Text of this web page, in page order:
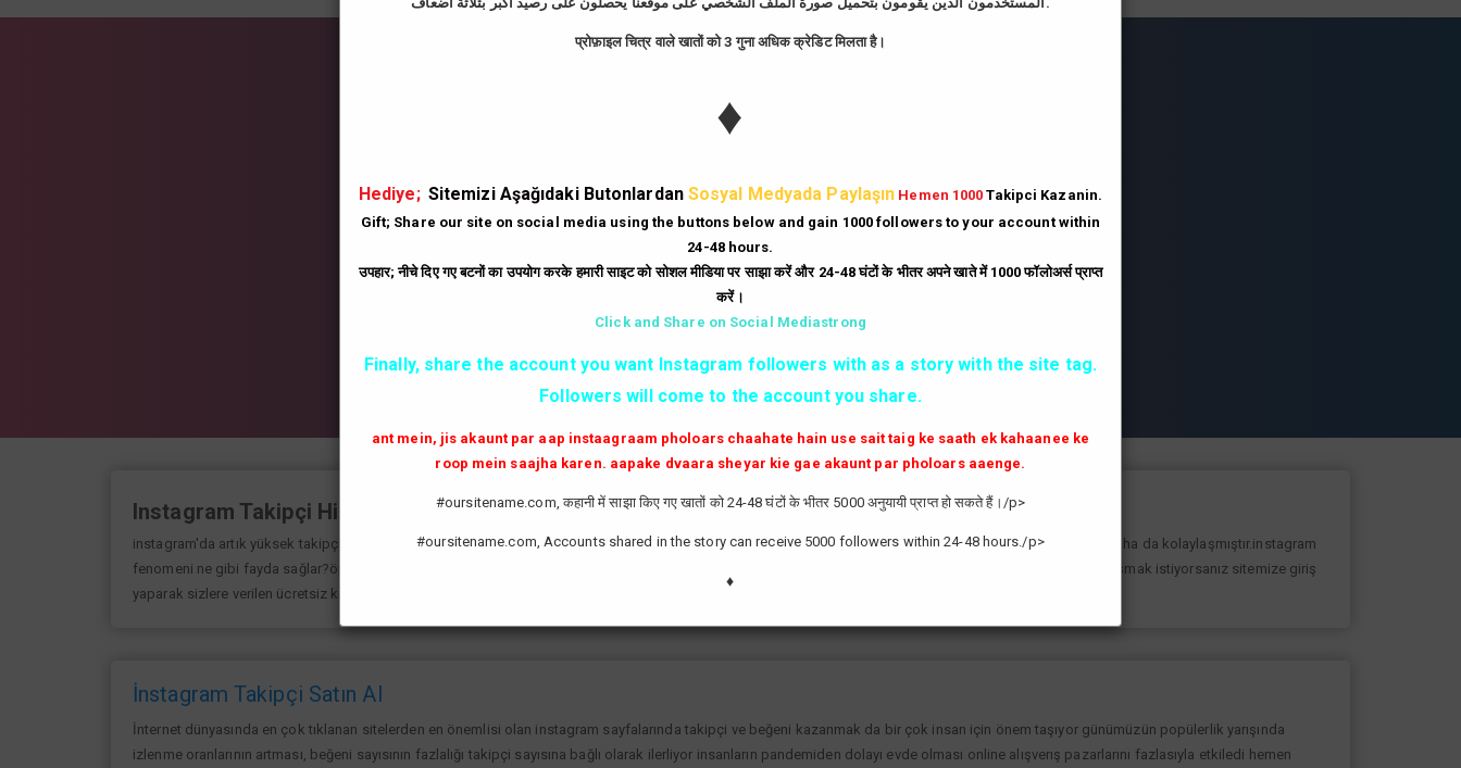
İnstagram Takipçi Hilesi
bedava
|Gün10Dakika'daBedava 250beğeni
hilesi
|Her Dakikaücretsiz6yorumhilesi.
|Milyonlarcainstagram unfollow hilesi.
GİRİŞ YAP
✔✔✔ AKTİF TAKİPCİ SATIN AL ✔✔✔
Instagram Takipçi Hilesi
instagram'da artık yüksek takipçi kasmak eskisi kadar zor değil günümüzde bir çok kullanıcının yüksek takipçiye ulaşması ve fenomen yolunda ilerlemesi daha da kolaylaşmıştır.instagram
fenomeni ne gibi fayda sağlar?öncelikle bir çok kişi meslek olarak görmektedir ve geçimlerini bu yoldan sağlamaktadır.Sizlerde yüksek sayıda takipçiye ulaşmak istiyorsanız sitemize giriş
yaparak sizlere verilen ücretsiz kredilerden her gün yararlanıp sayfanızı yüksek seviyelere ulaştırabilirsiniz.
İnstagram Takipçi Satın Al
İnternet dünyasında en çok tıklanan sitelerden en önemlisi olan instagram sayfalarında takipçi ve beğeni kazanmak da bir çok insan için önem taşıyor günümüzün popülerlik yarışında
izlenme oranlarının artması, beğeni sayısının fazlalığı takipçi sayısına bağlı olarak ilerliyor insanların pandemiden dolayı evde olması online alışverış pazarlarını fazlasıyla etkiledi hemen
प्रोफ़ाइल चित्र वाले खातों को 3 गुना अधिक क्रेडिट मिलता है।
♦
Hediye; Sitemizi Aşağıdaki Butonlardan Sosyal Medyada Paylaşın Hemen 1000 Takipci Kazanin.
Gift; Share our site on social media using the buttons below and gain 1000 followers to your account within
24-48 hours.
उपहार; नीचे दिए गए बटनों का उपयोग करके हमारी साइट को सोशल मीडिया पर साझा करें और 24-48 घंटों के भीतर अपने खाते में 1000 फॉलोअर्स प्राप्त
करें।
Click and Share on Social Mediastrong
Finally, share the account you want Instagram followers with as a story with the site tag.
Followers will come to the account you share.
ant mein, jis akaunt par aap instaagraam pholoars chaahate hain use sait taig ke saath ek kahaanee ke
roop mein saajha karen. aapake dvaara sheyar kie gae akaunt par pholoars aaenge.
#oursitename.com, कहानी में साझा किए गए खातों को 24-48 घंटों के भीतर 5000 अनुयायी प्राप्त हो सकते हैं।/p>
#oursitename.com, Accounts shared in the story can receive 5000 followers within 24-48 hours./p>
♦